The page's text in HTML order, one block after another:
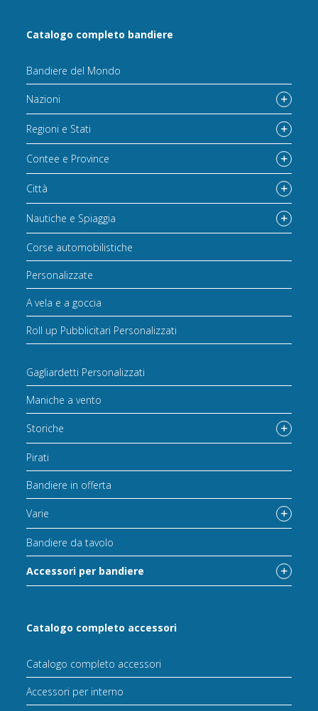
Catalogo completo bandiere
Bandiere del Mondo
Nazioni
Regioni e Stati
Contee e Province
Città
Nautiche e Spiaggia
Corse automobilistiche
Personalizzate
A vela e a goccia
Roll up Pubblicitari Personalizzati
Gagliardetti Personalizzati
Maniche a vento
Storiche
Pirati
Bandiere in offerta
Varie
Bandiere da tavolo
Accessori per bandiere
Catalogo completo accessori
Catalogo completo accessori
Accessori per interno